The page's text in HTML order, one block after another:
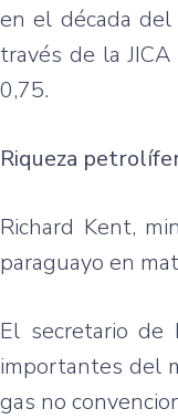
en el década
través de la
0,75.
Riqueza
Richard Kent,
paraguayo en
El secretario de
importantes del
gas no